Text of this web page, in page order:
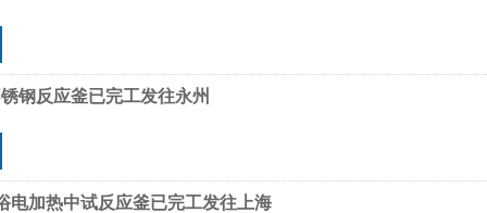
钢反应釜已完工发往永州
电加热中试反应釜已完工发往上海